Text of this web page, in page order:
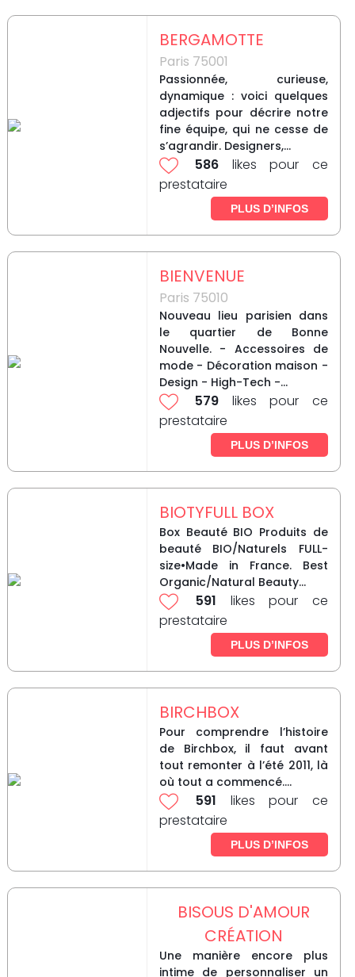
BERGAMOTTE
Paris 75001
Passionnée, curieuse,
dynamique : voici quelques
adjectifs pour décrire notre
fine équipe, qui ne cesse de
s’agrandir. Designers,...
586 likes pour ce
prestataire
PLUS D’INFOS
BIENVENUE
Paris 75010
Nouveau lieu parisien dans
le quartier de Bonne
Nouvelle. - Accessoires de
mode - Décoration maison -
Design - High-Tech -...
579 likes pour ce
prestataire
PLUS D’INFOS
BIOTYFULL BOX
Box Beauté BIO Produits de
beauté BIO/Naturels FULL-
size•Made in France. Best
Organic/Natural Beauty...
591 likes pour ce
prestataire
PLUS D’INFOS
BIRCHBOX
Pour comprendre l’histoire
de Birchbox, il faut avant
tout remonter à l’été 2011, là
où tout a commencé....
591 likes pour ce
prestataire
PLUS D’INFOS
BISOUS D'AMOUR
CRÉATION
Une manière encore plus
intime de personnaliser un